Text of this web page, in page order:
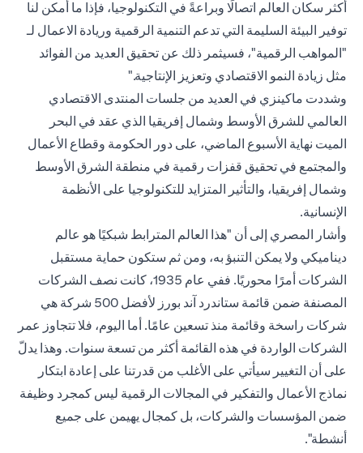
أكثر سكان العالم اتصالًا وبراعةً في التكنولوجيا، فإذا ما أمكن لنا
توفير البيئة السليمة التي تدعم التنمية الرقمية وريادة الاعمال لـ
"المواهب الرقمية"، فسيثمر ذلك عن تحقيق العديد من الفوائد
مثل زيادة النمو الاقتصادي وتعزيز الإنتاجية."
وشددت ماكينزي في العديد من جلسات المنتدى الاقتصادي
العالمي للشرق الأوسط وشمال إفريقيا الذي عقد في البحر
الميت نهاية الأسبوع الماضي، على دور الحكومة وقطاع الأعمال
والمجتمع في تحقيق قفزات رقمية في منطقة الشرق الأوسط
وشمال إفريقيا، والتأثير المتزايد للتكنولوجيا على الأنظمة
الإنسانية.
وأشار المصري إلى أن "هذا العالم المترابط شبكيًا هو عالم
ديناميكي ولا يمكن التنبؤ به، ومن ثم ستكون حماية مستقبل
الشركات أمرًا محوريًا. ففي عام 1935، كانت نصف الشركات
المصنفة ضمن قائمة ستاندرد آند بورز لأفضل 500 شركة هي
شركات راسخة وقائمة منذ تسعين عامًا. أما اليوم، فلا تتجاوز عمر
الشركات الواردة في هذه القائمة أكثر من تسعة سنوات. وهذا يدلّ
على أن التغيير سيأتي على الأغلب من قدرتنا على إعادة ابتكار
نماذج الأعمال والتفكير في المجالات الرقمية ليس كمجرد وظيفة
ضمن المؤسسات والشركات، بل كمجال يهيمن على جميع
أنشطة".